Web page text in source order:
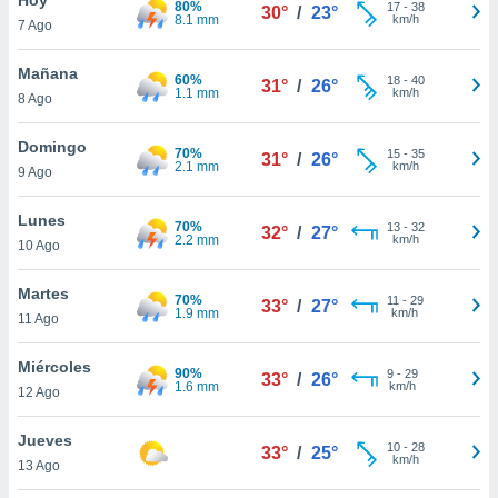
en
más
nuestra
de
cookies
aceptar
7 Ago
80%
8.1 mm
30° / 23° 17- 38
km/h
Mañana
8 Ago
60%
1.1 mm
31° / 26° 18- 40
km/h
Domingo
9 Ago
70%
2.1 mm
31° / 26° 15- 35
km/h
Lunes
10 Ago
70%
2.2 mm
32° / 27° 13- 32
km/h
Martes
11 Ago
70%
1.9 mm
33° / 27° 11 - 29
km/h
Miércoles
12 Ago
90%
1.6 mm
33° / 26° 9- 29
km/h
Jueves
13 Ago
33° / 25° 10- 28
km/h